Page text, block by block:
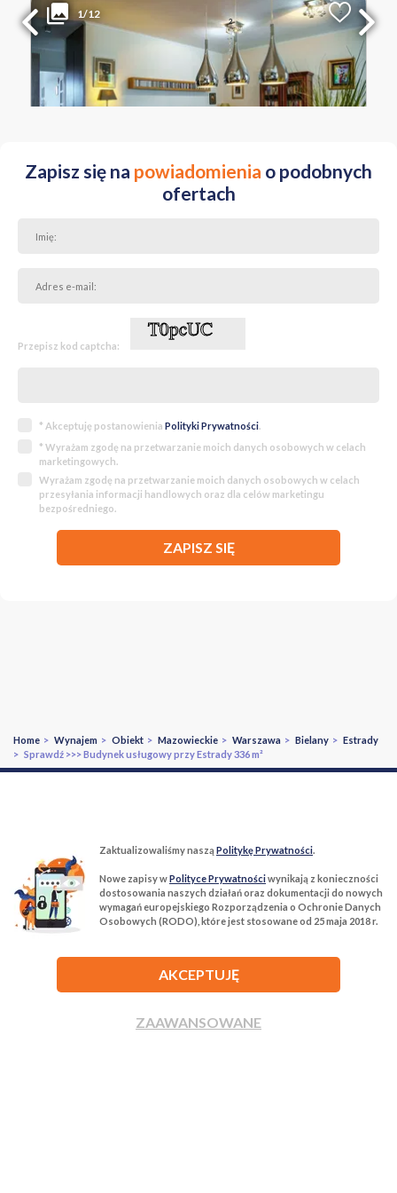
1/12Liczba pokoi
3
Powierzchnia
70.26 m2
Cena za m2
14 219 PLN
MAZOWIECKIE Warszawa ul. Grochowska
Zapisz się na powiadomienia o podobnych
ofertach
Przepisz kod captcha:
* Akceptuję postanowienia Polityki Prywatności.
* Wyrażam zgodę na przetwarzanie moich danych osobowych w celach
marketingowych.
Wyrażam zgodę na przetwarzanie moich danych osobowych w celach
przesyłania informacji handlowych oraz dla celów marketingu
bezpośredniego.
ZAPISZ SIĘ
Home > Wynajem > Obiekt > Mazowieckie > Warszawa > Bielany > Estrady
> Sprawdź >>> Budynek usługowy przy Estrady 336 m²
T:22 299 68 68M:biuro@tur-nieruchomosci.pl
Biuro Nieruchomości Tur Nieruchomości
Zaktualizowaliśmy naszą Politykę Prywatności.
Nowe zapisy wPolityce Prywatnościwynikają z konieczności
dostosowania naszych działań oraz dokumentacji do nowych
wymagań europejskiego Rozporządzenia o Ochronie Danych
Osobowych (RODO), które jest stosowane od 25 maja 2018 r.
AKCEPTUJĘ
ZAAWANSOWANE